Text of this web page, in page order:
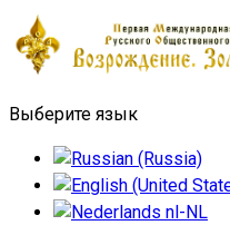
Выберите язык